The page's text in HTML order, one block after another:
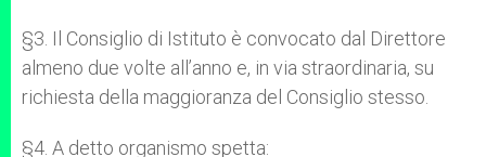
§3. Il Consiglio di Istituto è convocato dal Direttore
almeno due volte all’anno e, in via straordinaria, su
richiesta della maggioranza del Consiglio stesso.
§4. A detto organismo spetta: